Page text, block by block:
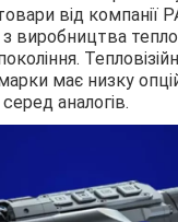
від компанії
з виробництва
має низку
аналогів.